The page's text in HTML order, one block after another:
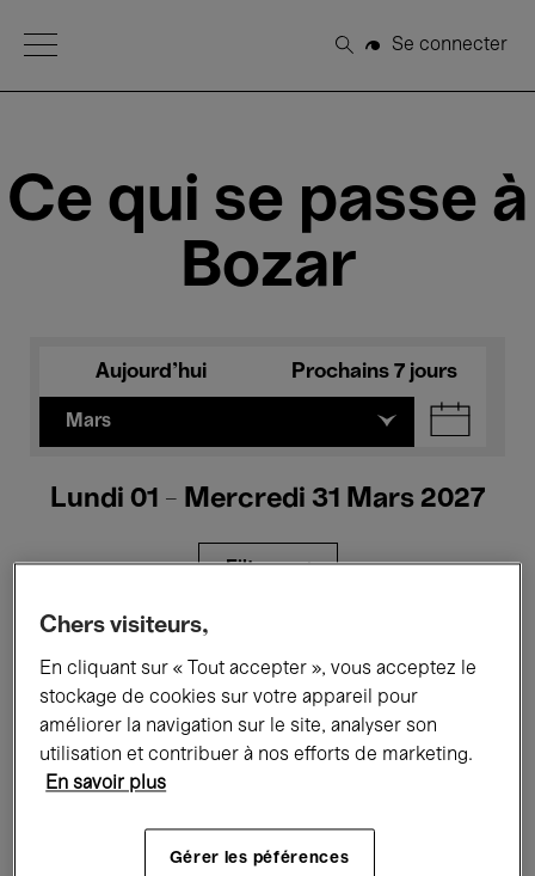
Open Menu
Rechercher
Se connecter
Ce qui se passe à
Bozar
Aujourd'hui Prochains 7 jours
Mars
Lundi 01 - Mercredi 31 Mars 2027
Filtres
Expositions Films Performances
Rencontres & Débats Jazz
Musique électronique
Chers visiteurs,
En cliquant sur « Tout accepter », vous acceptez le
stockage de cookies sur votre appareil pour
améliorer la navigation sur le site, analyser son
utilisation et contribuer à nos efforts de marketing.
En savoir plus
Gérer les péférences